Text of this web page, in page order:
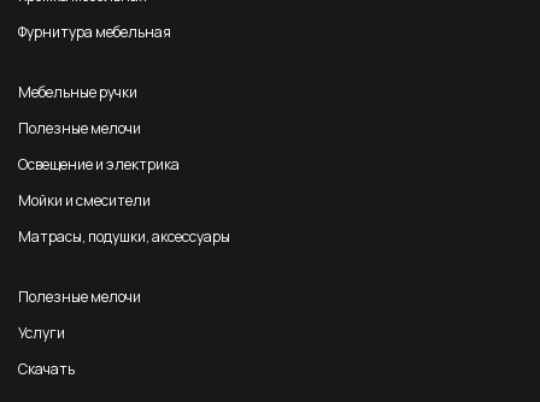
Фурнитура мебельная
Мебельные ручки
Полезные мелочи
Освещение и электрика
Мойки и смесители
Матрасы, подушки, аксессуары
Полезные мелочи
Услуги
Скачать